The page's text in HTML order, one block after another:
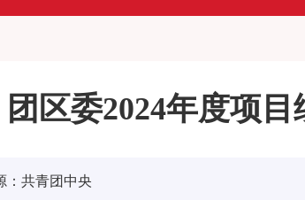
团区委2024年度项
共青团中央